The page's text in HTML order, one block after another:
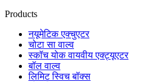
Products
नयूमेटिक एक्चुएटर
चोटा सा वाल्व
स्कॉच योक वायवीय एक्ट्यूएटर
बॉल वाल्व
लिमिट स्विच बॉक्स